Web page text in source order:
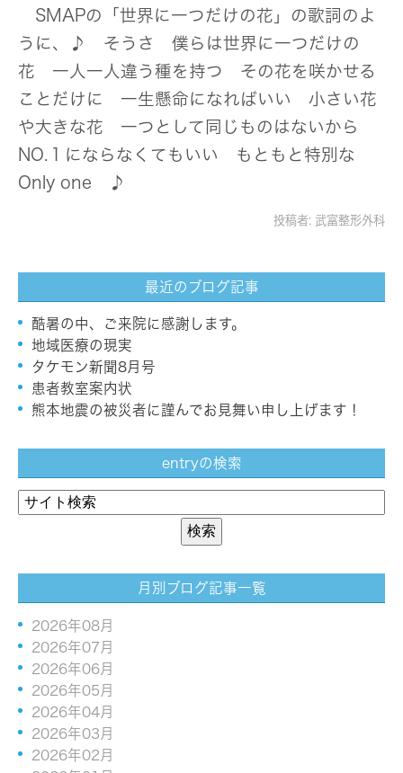
SMAPの「世界に一つだけの花」の歌詞のよ
うに、♪ そうさ 僕らは世界に一つだけの
花 一人一人違う種を持つ その花を咲かせる
ことだけに 一生懸命になればいい 小さい花
や大きな花 一つとして同じものはないから
NO.１にならなくてもいい もともと特別な
Only one ♪
投稿者: 武富整形外科
最近のブログ記事
酷暑の中、ご来院に感謝します。
地域医療の現実
タケモン新聞8月号
患者教室案内状
熊本地震の被災者に謹んでお見舞い申し上げます！
entryの検索
月別ブログ記事一覧
2026年08月
2026年07月
2026年06月
2026年05月
2026年04月
2026年03月
2026年02月